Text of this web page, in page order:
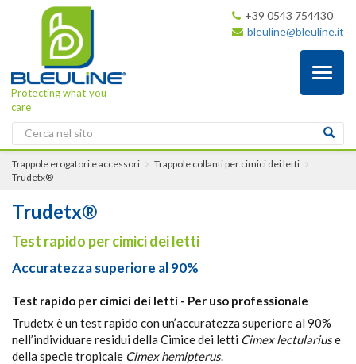
Protecting what you
care
+39 0543 754430
bleuline@bleuline.it
Trappole erogatori e accessori
Trappole collanti per cimici dei letti
Trudetx®
Trudetx®
Test rapido per cimici dei letti
Accuratezza superiore al 90%
Test rapido per cimici dei letti - Per uso professionale
Trudetx è un test rapido con un’accuratezza superiore al 90%
nell’individuare residui della Cimice dei letti Cimex lectulariuse
della specie tropicale Cimex hemipterus.